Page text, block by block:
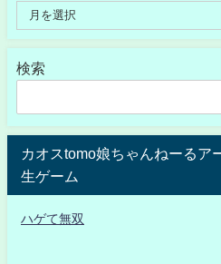
検索
カオスtomo娘ちゃんねーるア
生ゲーム
ハゲて無双